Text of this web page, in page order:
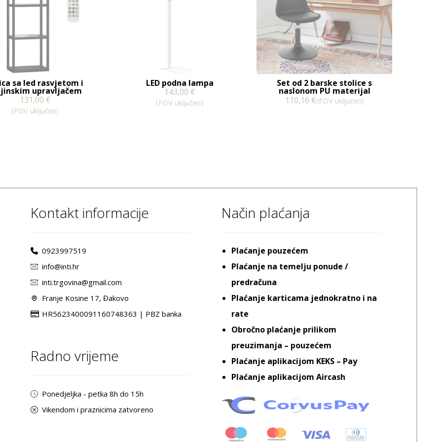
sa led rasvjetom i
upravljačem
131,00 €
(PDV uključen)
LED podna lampa
143,00 €
(PDV uključen)
Set od 2 barske stolice s
naslonom PU materijal
110,16 €(PDV uključen)
Kontakt informacije
0923997519
info@inti.hr
inti.trgovina@gmail.com
Franje Kosine 17, Đakovo
HR5623400091160748363 | PBZ banka
Radno vrijeme
Ponedjeljka - petka 8h do 15h
Vikendom i praznicima zatvoreno
Način plaćanja
Plaćanje pouzećem
Plaćanje na temelju ponude /
predračuna
Plaćanje karticama jednokratno i na
rate
Obročno plaćanje prilikom
preuzimanja – pouzećem
Plaćanje aplikacijom KEKS – Pay
Plaćanje aplikacijom Aircash